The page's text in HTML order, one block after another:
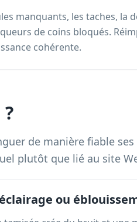
manquants, les taches, la
de coins bloqués.
cohérente.
de manière fiable
plutôt que lié au site
ou